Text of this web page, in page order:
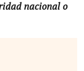
nacional o